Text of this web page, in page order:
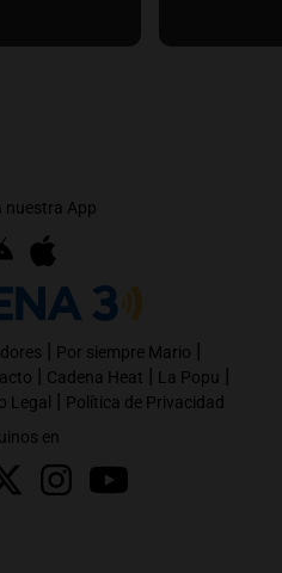
nuestra App
| Por siempre Mario |
| Cadena Heat | La Popu |
Legal | Política de Privacidad
en